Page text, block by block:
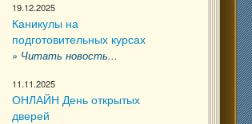
19.12.2025
Каникулы на
подготовительных курсах
» Читать новость...
11.11.2025
ОНЛАЙН День открытых
дверей